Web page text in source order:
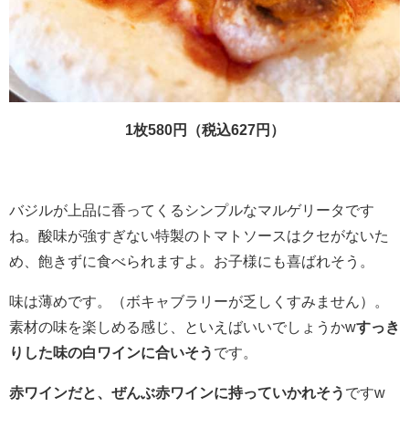
1枚580円（税込627円）
バジルが上品に香ってくるシンプルなマルゲリータです
ね。酸味が強すぎない特製のトマトソースはクセがないた
め、飽きずに食べられますよ。お子様にも喜ばれそう。
味は薄めです。（ボキャブラリーが乏しくすみません）。
素材の味を楽しめる感じ、といえばいいでしょうかwすっき
りした味の白ワインに合いそう です。
赤ワインだと、ぜんぶ赤ワインに持っていかれそう ですw